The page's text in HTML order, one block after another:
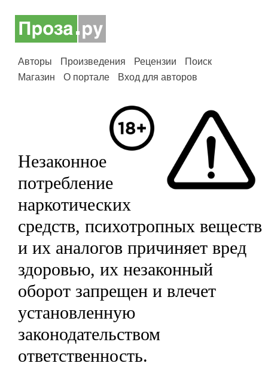
Авторы Произведения Рецензии
Поиск
Магазин
О портале Вход для авторов
Незаконное
потребление
наркотических
средств, психотропных веществ
и их аналогов причиняет вред
здоровью, их незаконный
оборот запрещен и влечет
установленную
законодательством
ответственность.